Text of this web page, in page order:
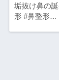
垢抜け鼻の
形 #鼻整形…